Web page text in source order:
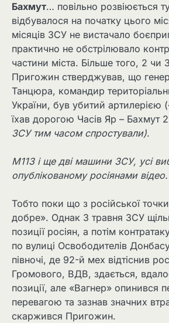
Бахмут… повільно розвіюється
відбувалося на початку цього
місяців ЗСУ не вистачало
практично не обстрілювало
частини міста. Більше того, 2 чи
Пригожин стверджував, що
Танцюра, командир
України, був убитий артилерією
їхав дорогою Часів Яр – Бахмут
ЗСУ тим часом спростували).
М113 і ще дві машини ЗСУ, усі
опублікованому росіянами відео.
Тобто поки що з російської
добре». Однак 3 травня ЗСУ
позиції росіян, а потім
по вулиці Освободителів
півночі, де 92-й мех відтіснив
Громового, ВДВ, здається,
позиції, але «Вагнер» опинився
перевагою та зазнав значних
скаржився Пригожин.